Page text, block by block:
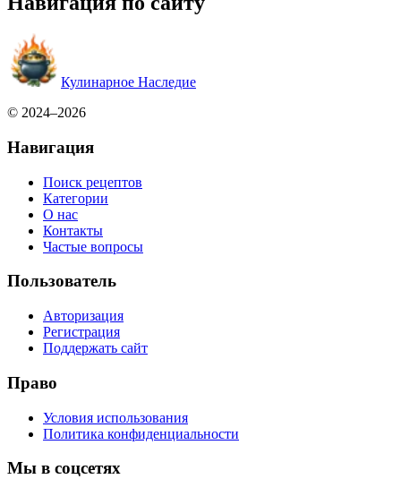
Кулинарное Наследие
© 2024–2026
Навигация
Поиск рецептов
Категории
О нас
Контакты
Частые вопросы
Пользователь
Авторизация
Регистрация
Поддержать сайт
Право
Условия использования
Политика конфиденциальности
Мы в соцсетях